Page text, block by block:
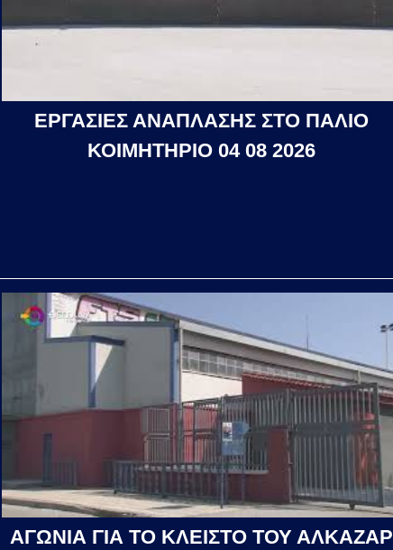
ΕΡΓΑΣΙΕΣ ΑΝΑΠΛΑΣΗΣ ΣΤΟ ΠΑΛΙΟ
ΚΟΙΜΗΤΗΡΙΟ 04 08 2026
ΑΓΩΝΙΑ ΓΙΑ ΤΟ ΚΛΕΙΣΤΟ ΤΟΥ ΑΛΚΑΖΑΡ